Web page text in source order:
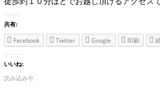
共有:
Facebook Twitter Google 印刷
いいね:
読み込み中...